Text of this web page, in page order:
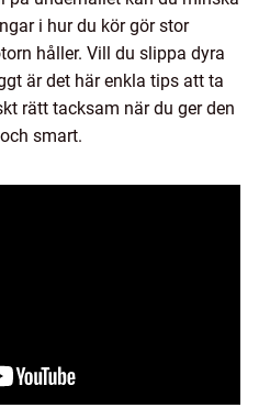
i hur du kör gör stor
håller. Vill du slippa dyra
är det här enkla tips att ta
rätt tacksam när du ger den
smart.